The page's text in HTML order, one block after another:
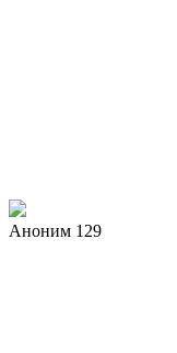
Аноним 129